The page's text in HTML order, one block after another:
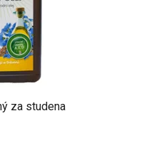
za studena